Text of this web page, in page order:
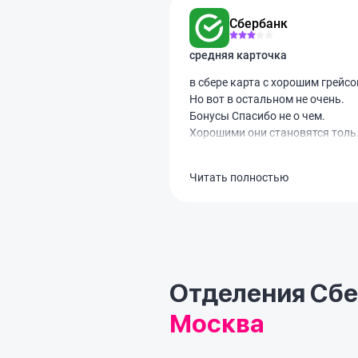
Сбербанк
средняя карточка
в сбере карта с хорошим
Но вот в остальном не очень.
Бонусы Спасибо не о чем.
Хорошими они становятся
на Вайлдберрис. Переводить или
Читать полностью
Отделения
Москва